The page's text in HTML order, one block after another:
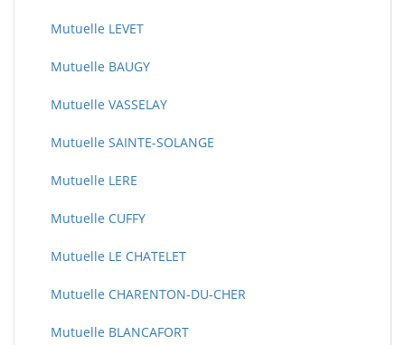
Mutuelle LEVET
Mutuelle BAUGY
Mutuelle VASSELAY
Mutuelle SAINTE-SOLANGE
Mutuelle LERE
Mutuelle CUFFY
Mutuelle LE CHATELET
Mutuelle CHARENTON-DU-CHER
Mutuelle BLANCAFORT